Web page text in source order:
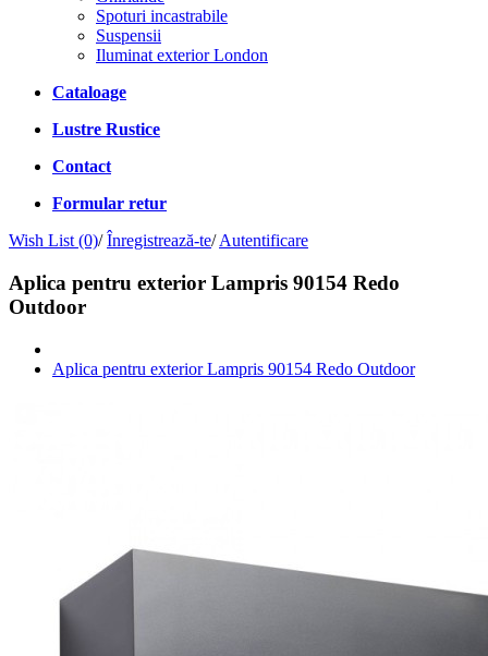
Spoturi incastrabile
Suspensii
Iluminat exterior London
Cataloage
Lustre Rustice
Contact
Formular retur
Wish List (0)/ Înregistrează-te/ Autentificare
Aplica pentru exterior Lampris 90154 Redo
Outdoor
Aplica pentru exterior Lampris 90154 Redo Outdoor